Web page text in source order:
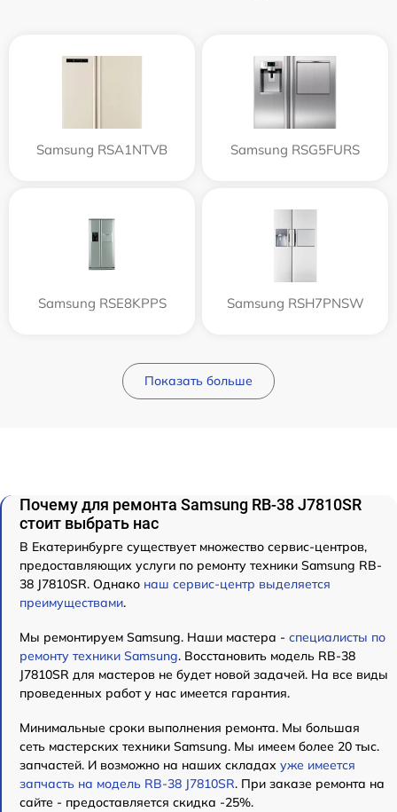
Samsung RSA1NTVB Samsung RSG5FURS
Samsung RSE8KPPS Samsung RSH7PNSW
Показать больше
Почему для ремонта Samsung RB-38 J7810SR
стоит выбрать нас
В Екатеринбурге существует множество сервис-центров,
предоставляющих услуги по ремонту техники Samsung RB-
38 J7810SR. Однако наш сервис-центр выделяется
преимуществами.
Мы ремонтируем Samsung. Наши мастера - специалисты по
ремонту техники Samsung. Восстановить модель RB-38
J7810SR для мастеров не будет новой задачей. На все виды
проведенных работ у нас имеется гарантия.
Минимальные сроки выполнения ремонта. Мы большая
сеть мастерских техники Samsung. Мы имеем более 20 тыс.
запчастей. И возможно на наших складах уже имеется
запчасть на модель RB-38 J7810SR. При заказе ремонта на
сайте - предоставляется скидка -25%.